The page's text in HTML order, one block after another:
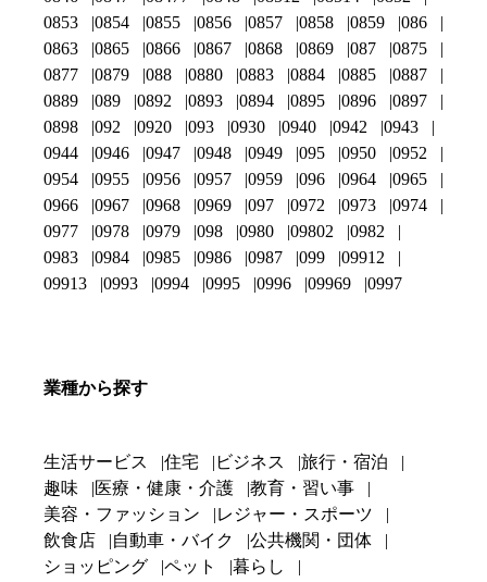
0853
0854 0855 0856 0857 0858 0859
086
0863
0865 0866 0867 0868 0869 087
0875
0877
0879 088 0880 0883 0884 0885
0887
0889
089 0892 0893 0894 0895 0896
0897
0898
092 0920 093 0930 0940 0942
0943
0944
0946 0947 0948 0949 095 0950
0952
0954
0955 0956 0957 0959 096 0964
0965
0966
0967 0968 0969 097 0972 0973
0974
0977
0978 0979 098 0980 09802
0982
0983
0984 0985 0986 0987 099
09912
09913
0993 0994 0995 0996 09969 0997
業種から探す
生活サービス 住宅 ビジネス
旅行・宿泊
趣味
医療・健康・介護
教育・習い事
美容・ファッション
レジャー・スポーツ
飲食店
自動車・バイク
公共機関・団体
ショッピング
ペット
暮らし